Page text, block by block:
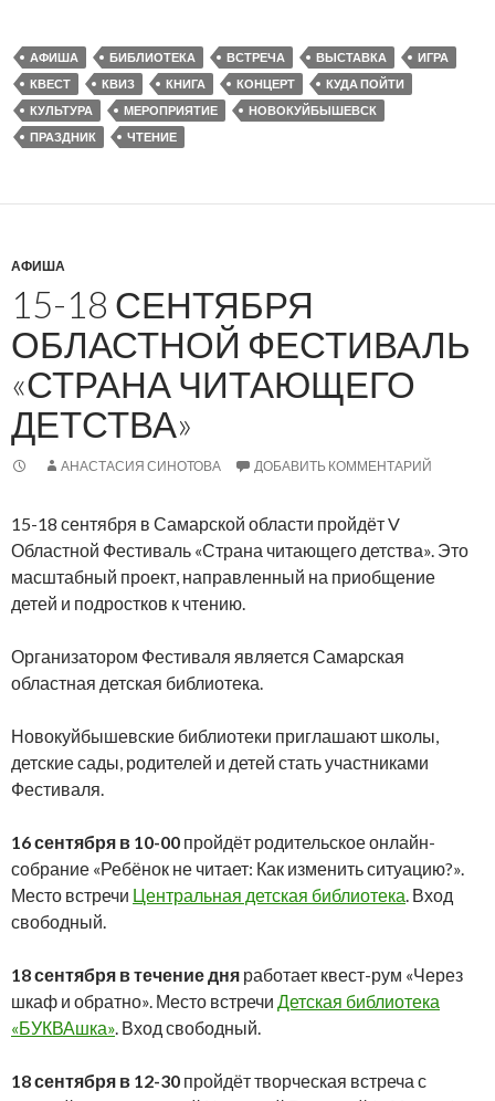
АФИША БИБЛИОТЕКА ВСТРЕЧА ВЫСТАВКА
ИГРА
КВЕСТ
КВИЗ КНИГА КОНЦЕРТ
КУДА ПОЙТИ
КУЛЬТУРА
МЕРОПРИЯТИЕ
НОВОКУЙБЫШЕВСК
ПРАЗДНИК
ЧТЕНИЕ
АФИША
15-18 СЕНТЯБРЯ
ОБЛАСТНОЙ ФЕСТИВАЛЬ
«СТРАНА ЧИТАЮЩЕГО
ДЕТСТВА»
АНАСТАСИЯ СИНОТОВА ДОБАВИТЬ КОММЕНТАРИЙ
15-18 сентября в Самарской области пройдёт V
Областной Фестиваль «Страна читающего детства». Это
масштабный проект, направленный на приобщение
детей и подростков к чтению.
Организатором Фестиваля является Самарская
областная детская библиотека.
Новокуйбышевские библиотеки приглашают школы,
детские сады, родителей и детей стать участниками
Фестиваля.
16 сентября в 10-00 пройдёт родительское онлайн-
собрание «Ребёнок не читает: Как изменить ситуацию?».
Место встречи Центральная детская библиотека. Вход
свободный.
18 сентября в течение дня работает квест-рум «Через
шкаф и обратно». Место встречи Детская библиотека
«БУКВАшка». Вход свободный.
18 сентября в 12-30 пройдёт творческая встреча с